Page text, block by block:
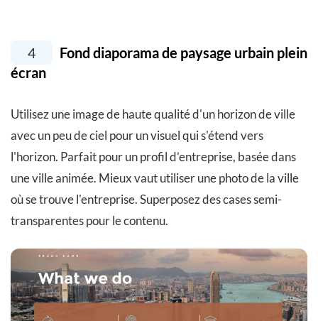
4
Fond diaporama de paysage urbain plein
écran
Utilisez une image de haute qualité d'un horizon de ville
avec un peu de ciel pour un visuel qui s'étend vers
l'horizon. Parfait pour un profil d’entreprise, basée dans
une ville animée. Mieux vaut utiliser une photo de la ville
où se trouve l'entreprise. Superposez des cases semi-
transparentes pour le contenu.